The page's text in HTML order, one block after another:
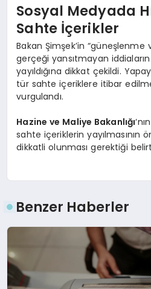
Sosyal Medyada
Sahte İçerikler
Bakan Şimşek’in “güneşlenme
gerçeği yansıtmayan
yayıldığına dikkat çekildi.
tür sahte içeriklere itibar
vurgulandı.
Hazine ve Maliye Bakanlığı
sahte içeriklerin yayılmasının
dikkatli olunması gerektiği
Benzer Haberler